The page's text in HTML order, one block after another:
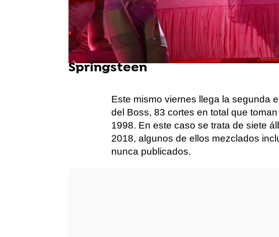
se refiere y este es el orden
Tracks II: The Lost Albums
Springsteen
Este mismo viernes llega la segunda
del Boss, 83 cortes en total que
1998. En este caso se trata de siete
2018, algunos de ellos mezclados
nunca publicados.